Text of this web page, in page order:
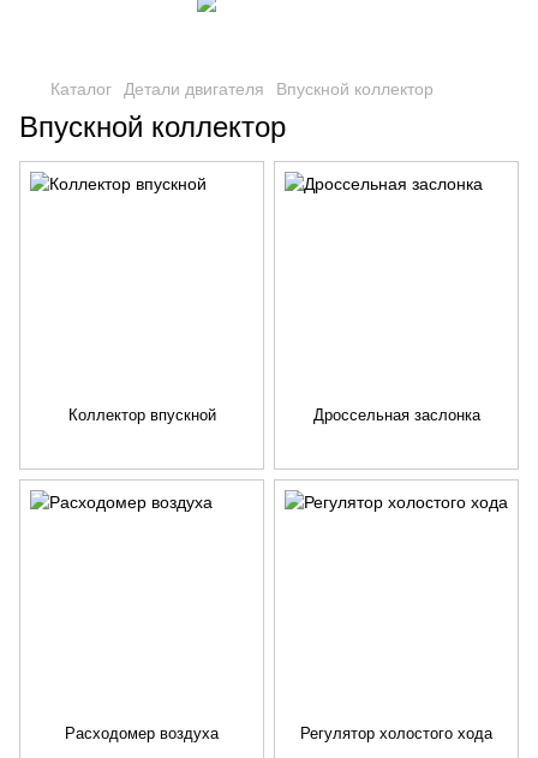
Каталог Детали двигателя Впускной коллектор
Впускной коллектор
Коллектор впускной Дроссельная заслонка
Расходомер воздуха Регулятор холостого хода